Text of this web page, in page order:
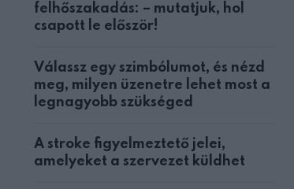
felhőszakadás: – mutatjuk, hol
csapott le először!
Válassz egy szimbólumot, és nézd
meg, milyen üzenetre lehet most a
legnagyobb szükséged
A stroke figyelmeztető jelei,
amelyeket a szervezet küldhet